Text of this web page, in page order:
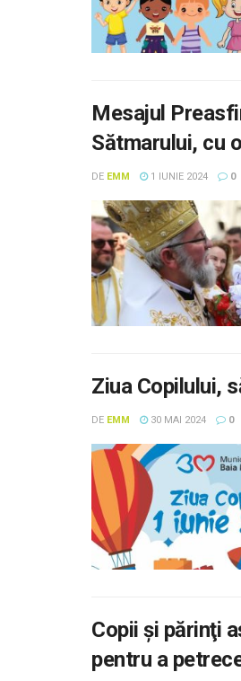
Mesajul
Sătmarului, cu
DE EMM 1 IUNIE 2024 0
Ziua Copilului,
DE EMM 30 MAI 2024 0
Copii şi părinţi
pentru a